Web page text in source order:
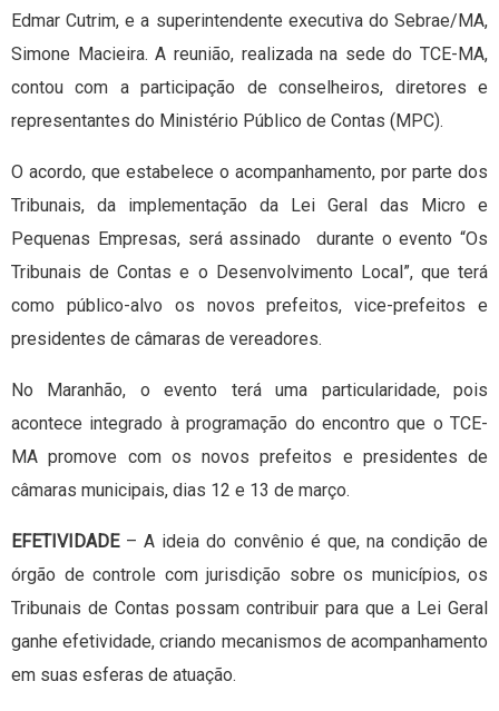
Edmar Cutrim, e a superintendente executiva do Sebrae/MA,
Simone Macieira. A reunião, realizada na sede do TCE-MA,
contou com a participação de conselheiros, diretores e
representantes do Ministério Público de Contas (MPC).
O acordo, que estabelece o acompanhamento, por parte dos
Tribunais, da implementação da Lei Geral das Micro e
Pequenas Empresas, será assinado durante o evento “Os
Tribunais de Contas e o Desenvolvimento Local”, que terá
como público-alvo os novos prefeitos, vice-prefeitos e
presidentes de câmaras de vereadores.
No Maranhão, o evento terá uma particularidade, pois
acontece integrado à programação do encontro que o TCE-
MA promove com os novos prefeitos e presidentes de
câmaras municipais, dias 12 e 13 de março.
EFETIVIDADE– A ideia do convênio é que, na condição de
órgão de controle com jurisdição sobre os municípios, os
Tribunais de Contas possam contribuir para que a Lei Geral
ganhe efetividade, criando mecanismos de acompanhamento
em suas esferas de atuação.